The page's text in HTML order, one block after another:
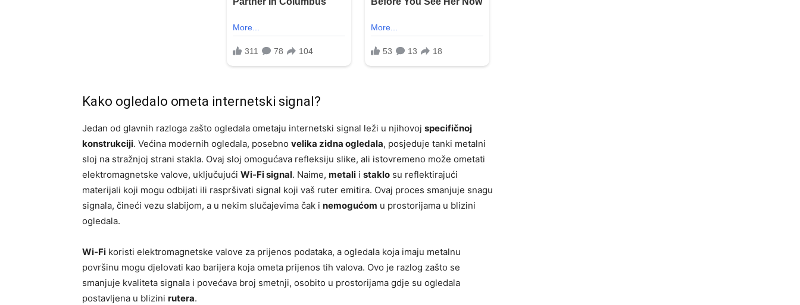
Kako ogledalo ometa internetski signal?
Jedan od glavnih razloga zašto ogledala ometaju internetski signal leži u njihovoj specifičnoj
konstrukciji. Većina modernih ogledala, posebno velika zidna ogledala, posjeduje tanki metalni
sloj na stražnjoj strani stakla. Ovaj sloj omogućava refleksiju slike, ali istovremeno može ometati
elektromagnetske valove, uključujući Wi-Fi signal. Naime, metali i staklo su reflektirajući
materijali koji mogu odbijati ili raspršivati signal koji vaš ruter emitira. Ovaj proces smanjuje snagu
signala, čineći vezu slabijom, a u nekim slučajevima čak i nemogućom u prostorijama u blizini
ogledala.
Wi-Fi koristi elektromagnetske valove za prijenos podataka, a ogledala koja imaju metalnu
površinu mogu djelovati kao barijera koja ometa prijenos tih valova. Ovo je razlog zašto se
smanjuje kvaliteta signala i povećava broj smetnji, osobito u prostorijama gdje su ogledala
postavljena u blizini rutera.